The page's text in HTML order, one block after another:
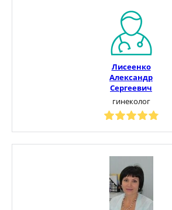
Лисеенко
Александр
Сергеевич
гинеколог